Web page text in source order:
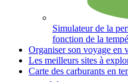
Simulateur de la
fonction de la
Organiser son voyage en
Les meilleurs sites à
Carte des carburants en